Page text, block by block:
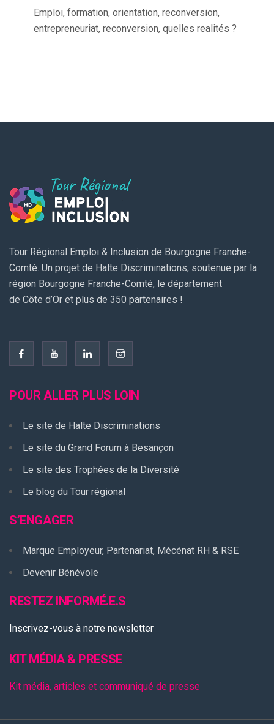
Emploi, formation, orientation, reconversion,
entrepreneuriat, reconversion, quelles realités ?
Tour Régional Emploi & Inclusion de Bourgogne Franche-
Comté. Un projet de Halte Discriminations, soutenue par la
région Bourgogne Franche-Comté, le département
de Côte d’Or et plus de 350 partenaires !
POUR ALLER PLUS LOIN
Le site de Halte Discriminations
Le site du Grand Forum à Besançon
Le site des Trophées de la Diversité
Le blog du Tour régional
S’ENGAGER
Marque Employeur, Partenariat, Mécénat RH & RSE
Devenir Bénévole
RESTEZ INFORMÉ.E.S
Inscrivez-vous à notre newsletter
KIT MÉDIA & PRESSE
Kit média, articles et communiqué de presse